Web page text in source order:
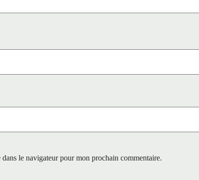
le navigateur pour mon prochain commentaire.